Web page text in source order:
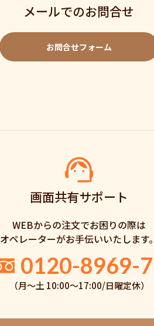
メールでのお問合せ
お問合せフォーム
画面共有サポート
WEBからの注文でお困りの際は
オペレーターがお手伝いいたします
0120-8969-
（月〜土 10:00〜17:00/日曜定休）